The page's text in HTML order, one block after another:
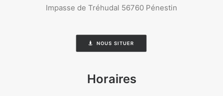
Impasse de Tréhudal 56760 Pénestin
NOUS SITUER
Horaires